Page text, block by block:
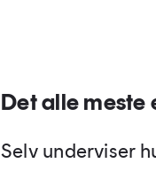
Det alle meste
Selv underviser